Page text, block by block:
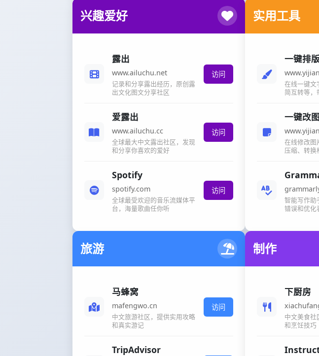
兴趣爱好
露出
www.ailuchu.net
记录和分享露出经历，原创露
出文化图文分享社区
访问
爱露出
www.ailuchu.cc
全球最大中文露出社区，发现
和分享你喜欢的爱好
访问
Spotify
spotify.com
全球最受欢迎的音乐流媒体平
台，海量歌曲任你听
访问
实用工具
一键排
在线一键文
简互转等，
一键改图
在线修改图
压缩、转换
智能写作助
错误和优化
旅游
马蜂窝
mafengwo.cn
中文旅游社区，提供实用攻略
和真实游记
访问
TripAdvisor
制作
下厨房
中文美食社
和烹饪技巧